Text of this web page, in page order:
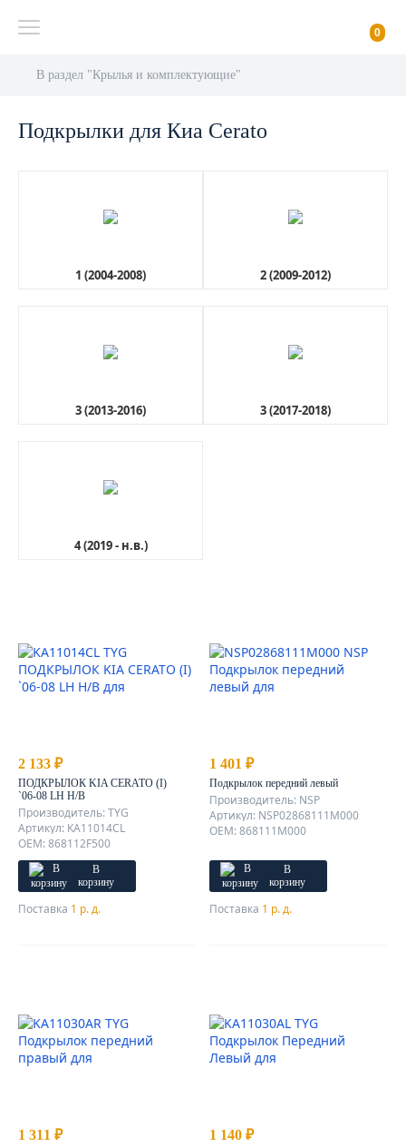
0
В раздел "Крылья и комплектующие"
Подкрылки для Киа Cerato
1 (2004-2008) 2 (2009-2012)
3 (2013-2016) 3 (2017-2018)
4 (2019 - н.в.)
2 133 ₽
ПОДКРЫЛОК KIA CERATO (I)
`06-08 LH H/B
Производитель: TYG
Артикул: KA11014CL
OEM: 868112F500
В
корзину
Поставка 1 р. д.
1 401 ₽
Подкрылок передний левый
Производитель: NSP
Артикул: NSP02868111M000
OEM: 868111M000
В
корзину
Поставка 1 р. д.
1 311 ₽ 1 140 ₽